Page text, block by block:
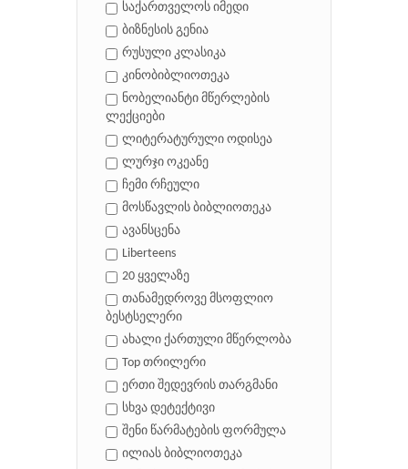
საქართველოს იმედი
ბიზნესის გენია
რუსული კლასიკა
კინობიბლიოთეკა
ნობელიანტი მწერლების
ლექციები
ლიტერატურული ოდისეა
ლურჯი ოკეანე
ჩემი რჩეული
მოსწავლის ბიბლიოთეკა
ავანსცენა
Liberteens
20 ყველაზე
თანამედროვე მსოფლიო
ბესტსელერი
ახალი ქართული მწერლობა
Top თრილერი
ერთი შედევრის თარგმანი
სხვა დეტექტივი
შენი წარმატების ფორმულა
ილიას ბიბლიოთეკა